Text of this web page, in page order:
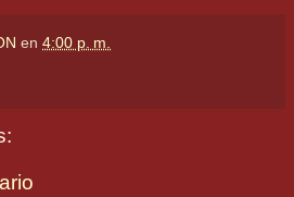
en 4:00 p. m.